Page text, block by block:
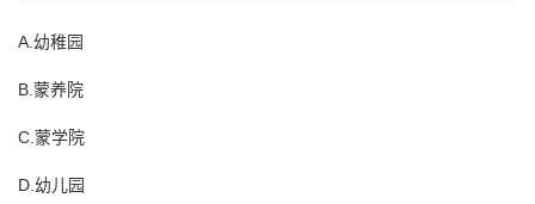
A.幼稚园
B.蒙养院
C.蒙学院
D.幼儿园